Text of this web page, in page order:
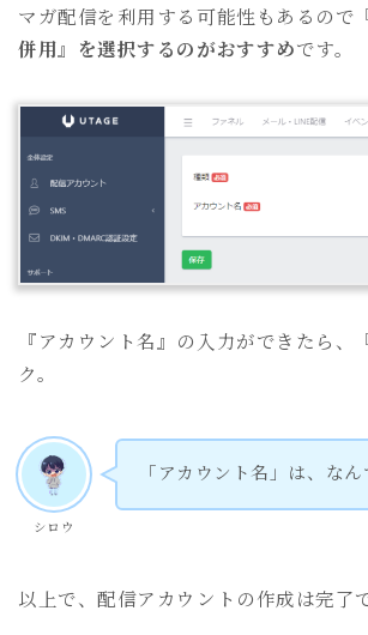
マガ配信を利用する可能性もあるので
併用』を選択するのがおすすめです。
『アカウント名』の入力ができたら、
ク。
シロウ
「アカウント名」は、なん
以上で、配信アカウントの作成は完了